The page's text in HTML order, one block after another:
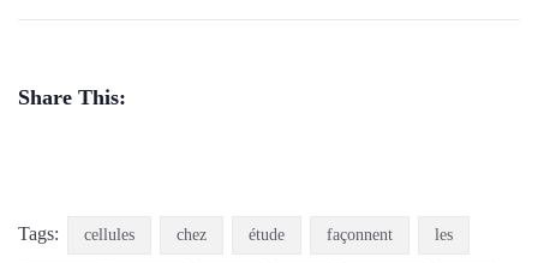
Share This:
Tags: cellules chez étude façonnent les